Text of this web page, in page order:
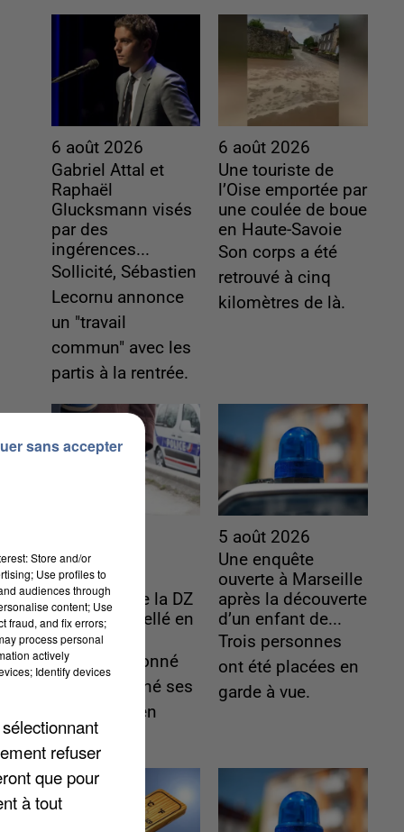
6 août 2026
Gabriel Attal et
Raphaël
Glucksmann visés
par des
ingérences...
Sollicité, Sébastien
Lecornu annonce
un "travail
commun" avec les
partis à la rentrée.
6 août 2026
Une touriste de
l’Oise emportée par
une coulée de boue
en Haute-Savoie
Son corps a été
retrouvé à cinq
kilomètres de là.
L’un des
fondateurs
supposés de la DZ
Mafia interpellé en
Algérie
Il est soupçonné
d'y avoir mené ses
opérations en
France.
5 août 2026
Une enquête
ouverte à Marseille
après la découverte
d’un enfant de...
Trois personnes
ont été placées en
garde à vue.
Store and/or
Use profiles to
audiences through
content; Use
fraud, and fix errors;
process personal
actively
Identify devices
refuser
que pour
à tout
sans accepter